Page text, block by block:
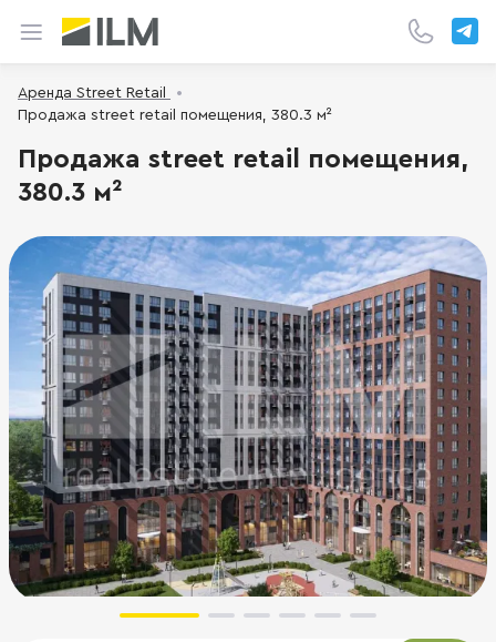
Аренда Street Retail
Продажа street retail помещения, 380.3 м²
Продажа street retail помещения,
380.3 м²